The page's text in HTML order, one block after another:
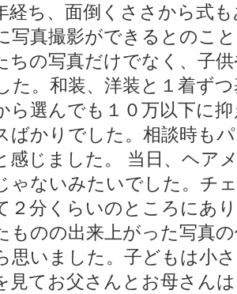
経ち、面倒くささから式
写真撮影ができるとのこ
ちの写真だけでなく、子
た。和装、洋装と１着ず
ら選んでも１０万以下に
ばかりでした。相談時も
感じました。 当日、ヘア
ゃないみたいでした。チ
２分くらいのところにあ
ものの出来上がった写真
思いました。子どもは小
見てお父さんとお母さん